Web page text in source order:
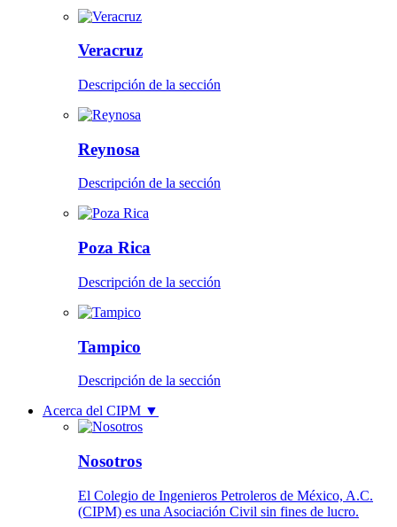
Veracruz
Descripción de la sección
Reynosa
Descripción de la sección
Poza Rica
Descripción de la sección
Tampico
Descripción de la sección
Acerca del CIPM ▼
Nosotros
El Colegio de Ingenieros Petroleros de México, A.C.
(CIPM) es una Asociación Civil sin fines de lucro.